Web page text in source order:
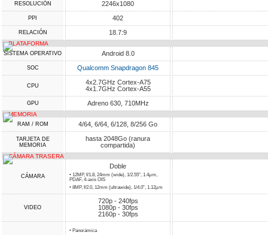
RESOLUCIÓN 2246x1080
PPI 402
RELACIÓN 18.7:9
PLATAFORMA
SISTEMA OPERATIVO Android 8.0
SOC Qualcomm Snapdragon 845
CPU
4x2.7GHz Cortex-A75
4x1.7GHz Cortex-A55
GPU Adreno 630, 710MHz
MEMORIA
RAM / ROM 4/64, 6/64, 6/128, 8/256 Go
TARJETA DE
MEMORIA
hasta 2048Go (ranura
compartida)
CÁMARA TRASERA
CÁMARA
Doble
• 12MP, f/1.8, 24mm (wide), 1/2.55", 1.4µm,
PDAF, 4-axis OIS
• 8MP, f/2.0, 12mm (ultrawide), 1/4.0", 1.12µm
VIDEO
720p - 240fps
1080p - 30fps
2160p - 30fps
• Panorámica